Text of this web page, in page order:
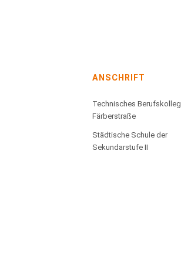
ANSCHRIFT
Technisches Berufskolleg
Färberstraße
Städtische Schule der
Sekundarstufe II